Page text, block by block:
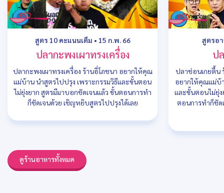
สูตร 10 คะแนนเต็ม • 15 ก.พ. 66
ปลากะพงเผาทรงเครื่อง
ปลากะพงเผาทรงเครื่อง ร้านอี่โภชนา อยากให้คุณ
แม่บ้าน นำสูตรไปปรุง เพราะกรรมวิธีและขั้นตอน
ไม่ยุ่งยาก สูตรมีมาบอกชัดเจนแล้ว ขั้นตอนการทำ
ก็ชัดเจนด้วย เชิญหยิบสูตรไปปรุงได้เลย
สูตรอ
ป
ปลาช่อนเกยตื้น
อยากให้คุณแม่บ้
และขั้นตอนไม่ยุ่
ตอนการทำก็ชัด
ดูร้านอาหารทั้งหมด